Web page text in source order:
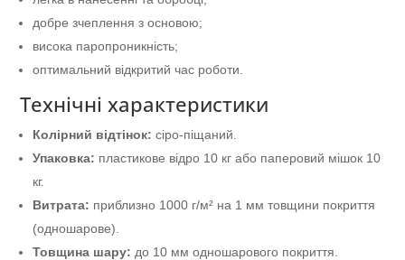
добре зчеплення з основою;
висока паропроникність;
оптимальний відкритий час роботи.
Технічні характеристики
Колірний відтінок: сіро-піщаний.
Упаковка: пластикове відро 10 кг або паперовий мішок 10
кг.
Витрата: приблизно 1000 г/м² на 1 мм товщини покриття
(одношарове).
Товщина шару: до 10 мм одношарового покриття.